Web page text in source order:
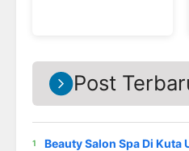
Post
Beauty Salon Spa Di Kuta